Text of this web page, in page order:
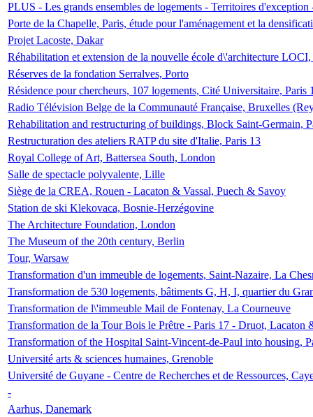
PLUS - Les grands ensembles de logements - Territoires
Porte de la Chapelle, Paris, étude pour l'aménagement et la
Projet Lacoste, Dakar
Réhabilitation et extension de la nouvelle école d\'architecture
Réserves de la fondation Serralves, Porto
Résidence pour chercheurs, 107 logements, Cité Universitaire, Paris
Radio Télévision Belge de la Communauté Française, Bruxelles
Rehabilitation and restructuring of buildings, Block Saint-Germain,
Restructuration des ateliers RATP du site d'Italie, Paris 13
Royal College of Art, Battersea South, London
Salle de spectacle polyvalente, Lille
Siège de la CREA, Rouen - Lacaton & Vassal, Puech & Savoy
Station de ski Klekovaca, Bosnie-Herzégovine
The Architecture Foundation, London
The Museum of the 20th century, Berlin
Tour, Warsaw
Transformation d'un immeuble de logements, Saint-Nazaire, La
Transformation de 530 logements, bâtiments G, H, I, quartier du
Transformation de l\'immeuble Mail de Fontenay, La Courneuve
Transformation de la Tour Bois le Prêtre - Paris 17 - Druot, Lacaton
Transformation of the Hospital Saint-Vincent-de-Paul into housing,
Université arts & sciences humaines, Grenoble
Université de Guyane - Centre de Recherches et de Ressources,
-
Aarhus, Danemark